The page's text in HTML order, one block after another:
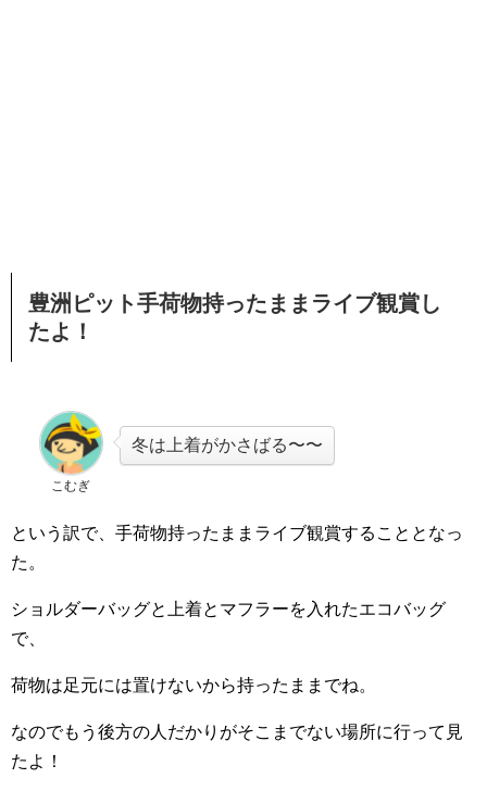
豊洲ピット手荷物持ったままライブ観賞し
たよ！
こむぎ
冬は上着がかさばる〜〜
という訳で、手荷物持ったままライブ観賞することとなっ
た。
ショルダーバッグと上着とマフラーを入れたエコバッグ
で、
荷物は足元には置けないから持ったままでね。
なのでもう後方の人だかりがそこまでない場所に行って見
たよ！